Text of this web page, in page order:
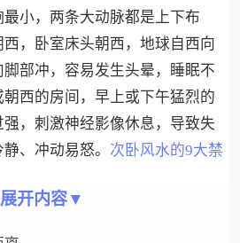
小，两条大动脉都是上下布
，卧室床头朝西，地球自西向
部冲，容易发生头晕，睡眠不
西的房间，早上或下午猛烈的
，刺激神经影像休息，导致失
、冲动易怒。 次卧风水的9大禁
展开内容▼